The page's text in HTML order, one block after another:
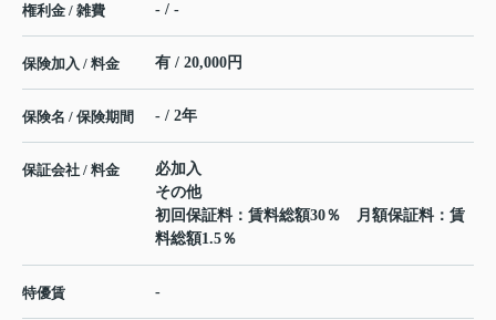
権利金 / 雑費 - / -
保険加入 / 料金 有 / 20,000円
保険名 / 保険期間 - / 2年
保証会社 / 料金
必加入
その他
初回保証料：賃料総額30％ 月額保証料：賃
料総額1.5％
特優賃 -